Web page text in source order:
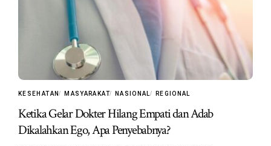
KESEHATAN MASYARAKAT NASIONAL REGIONAL
Ketika Gelar Dokter Hilang Empati dan Adab
Dikalahkan Ego, Apa Penyebabnya?